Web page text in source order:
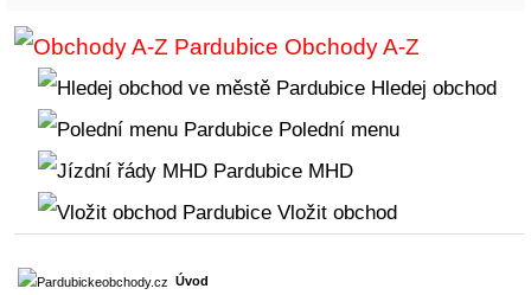
Obchody A-Z
Hledej obchod
Polední menu
MHD
Vložit obchod
Úvod